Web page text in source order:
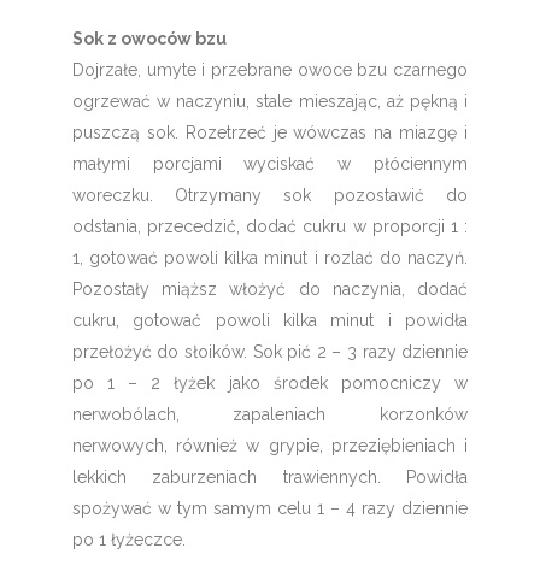
Sok z owoców bzu
Dojrzałe, umyte i przebrane owoce bzu czarnego
ogrzewać w naczyniu, stale mieszając, aż pękną i
puszczą sok. Rozetrzeć je wówczas na miazgę i
małymi porcjami wyciskać w płóciennym
woreczku. Otrzymany sok pozostawić do
odstania, przecedzić, dodać cukru w proporcji 1 :
1, gotować powoli kilka minut i rozlać do naczyń.
Pozostały miąższ włożyć do naczynia, dodać
cukru, gotować powoli kilka minut i powidła
przełożyć do słoików. Sok pić 2 – 3 razy dziennie
po 1 – 2 łyżek jako środek pomocniczy w
nerwobólach, zapaleniach korzonków
nerwowych, również w grypie, przeziębieniach i
lekkich zaburzeniach trawiennych. Powidła
spożywać w tym samym celu 1 – 4 razy dziennie
po 1 łyżeczce.